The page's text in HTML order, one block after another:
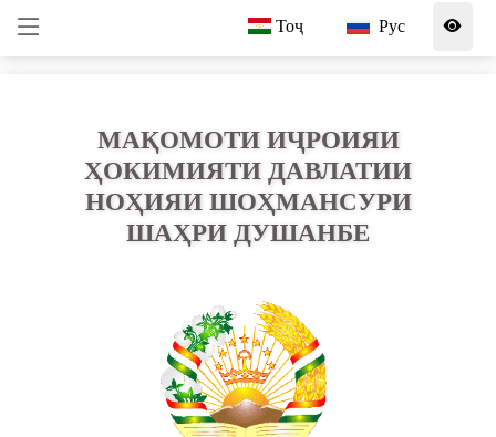
Тоҷ Рус
МАҚОМОТИ ИҶРОИЯИ
ҲОКИМИЯТИ ДАВЛАТИИ
НОҲИЯИ ШОҲМАНСУРИ
ШАҲРИ ДУШАНБЕ